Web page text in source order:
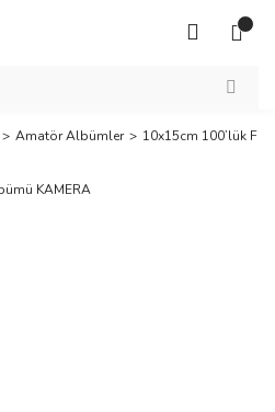
Amatör Albümler 10x15cm 100’lük